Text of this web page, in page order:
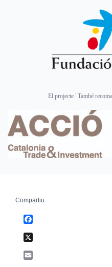
El projecte "També
Compartiu